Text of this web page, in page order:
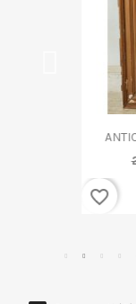
favorite_border